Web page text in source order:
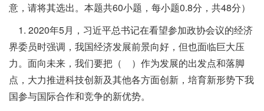
意，请将其选出。本题共60小题，每小题0.8分，共48分）
1. 2020年5月，习近平总书记在看望参加政协会议的经济
界委员时强调，我国经济发展前景向好，但也面临巨大压
力。面向未来，我们要把（ ）作为发展的出发点和落脚
点，大力推进科技创新及其他各方面创新，培育新形势下我
国参与国际合作和竞争的新优势。